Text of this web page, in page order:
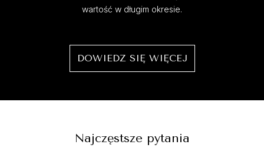
wartość w długim okresie.
DOWIEDZ SIĘ WIĘCEJ
Najczęstsze pytania